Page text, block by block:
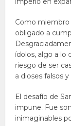
Como miembro
obligado a
ídolos, algo a lo
riesgo de ser
a dioses falsos
El desafío de
impune. Fue
inimaginables